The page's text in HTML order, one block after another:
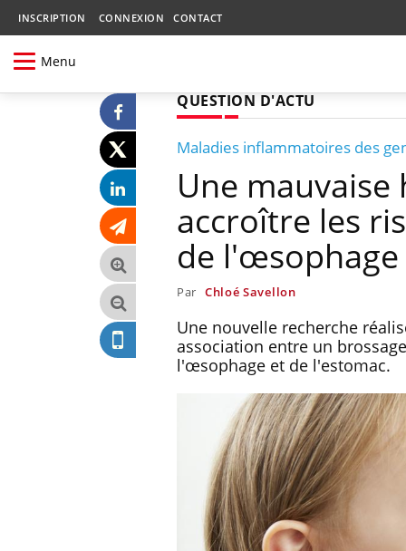
INSCRIPTION CONNEXION CONTACT
Menu
QUESTION D'ACTU
Maladies inflammatoires des
Une
accroître les
de l'œsophage
Par Chloé Savellon
Une nouvelle recherche
association entre un
l'œsophage et de l'estomac.
Chikungunya, dengue,
West Nile : que se passe-
t-il dans le sud de la
France ?